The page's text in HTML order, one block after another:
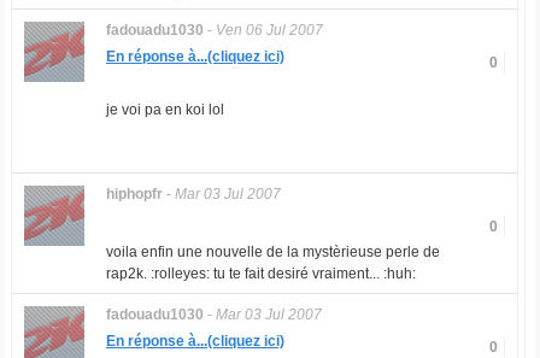
fadouadu1030 - Ven 06 Jul 2007
0
En réponse à...(cliquez ici)
je voi pa en koi lol
hiphopfr- Mar 03 Jul 2007
0
voila enfin une nouvelle de la mystèrieuse perle de
rap2k. :rolleyes: tu te fait desiré vraiment... :huh:
fadouadu1030 - Mar 03 Jul 2007
0
En réponse à...(cliquez ici)